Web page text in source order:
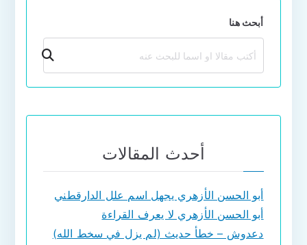
أبحث هنا
بحث
أحدث المقالات
أبو الحسن الأزهري يجهل اسم علل الدارقطني
أبو الحسن الأزهري لا يعرف القراءة
دعدوش – خطأ حديث (لم يزل في سخط الله)